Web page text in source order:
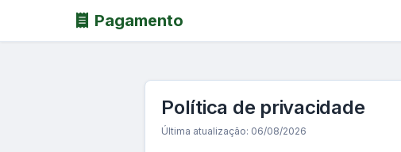
Pagamento
Política de privacidade
Última atualização: 06/08/2026